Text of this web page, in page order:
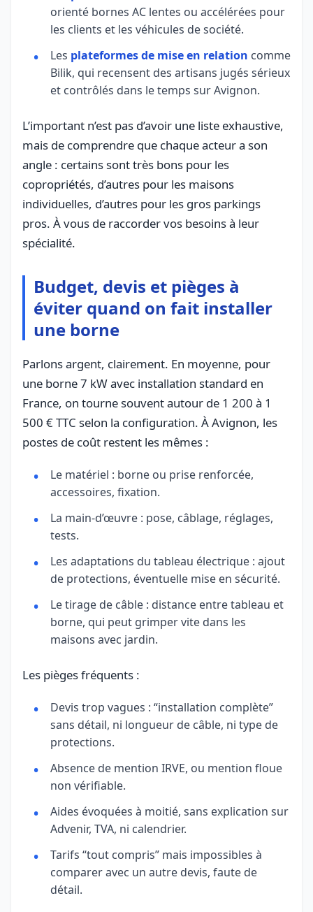
orienté bornes AC lentes ou accélérées pour
les clients et les véhicules de société.
Les plateformes de mise en relation comme
Bilik, qui recensent des artisans jugés sérieux
et contrôlés dans le temps sur Avignon.
L’important n’est pas d’avoir une liste exhaustive,
mais de comprendre que chaque acteur a son
angle : certains sont très bons pour les
copropriétés, d’autres pour les maisons
individuelles, d’autres pour les gros parkings
pros. À vous de raccorder vos besoins à leur
spécialité.
Budget, devis et pièges à
éviter quand on fait installer
une borne
Parlons argent, clairement. En moyenne, pour
une borne 7 kW avec installation standard en
France, on tourne souvent autour de 1 200 à 1
500 € TTC selon la configuration. À Avignon, les
postes de coût restent les mêmes :
Le matériel : borne ou prise renforcée,
accessoires, fixation.
La main-d’œuvre : pose, câblage, réglages,
tests.
Les adaptations du tableau électrique : ajout
de protections, éventuelle mise en sécurité.
Le tirage de câble : distance entre tableau et
borne, qui peut grimper vite dans les
maisons avec jardin.
Les pièges fréquents :
Devis trop vagues : “installation complète”
sans détail, ni longueur de câble, ni type de
protections.
Absence de mention IRVE, ou mention floue
non vérifiable.
Aides évoquées à moitié, sans explication sur
Advenir, TVA, ni calendrier.
Tarifs “tout compris” mais impossibles à
comparer avec un autre devis, faute de
détail.